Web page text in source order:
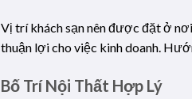
Vị trí khách sạn nên được đặt ở
thuận lợi cho việc kinh doanh.
Bố Trí Nội Thất Hợp Lý